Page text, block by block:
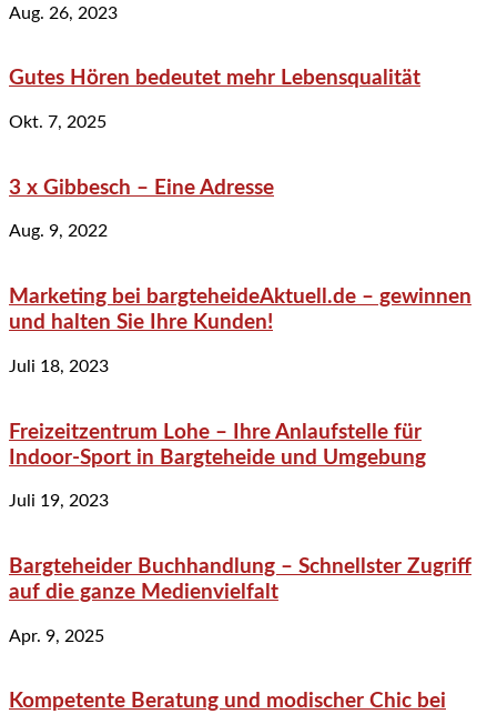
Aug. 26, 2023
Gutes Hören bedeutet mehr Lebensqualität
Okt. 7, 2025
3 x Gibbesch – Eine Adresse
Aug. 9, 2022
Marketing bei bargteheideAktuell.de – gewinnen
und halten Sie Ihre Kunden!
Juli 18, 2023
Freizeitzentrum Lohe – Ihre Anlaufstelle für
Indoor-Sport in Bargteheide und Umgebung
Juli 19, 2023
Bargteheider Buchhandlung – Schnellster Zugriff
auf die ganze Medienvielfalt
Apr. 9, 2025
Kompetente Beratung und modischer Chic bei